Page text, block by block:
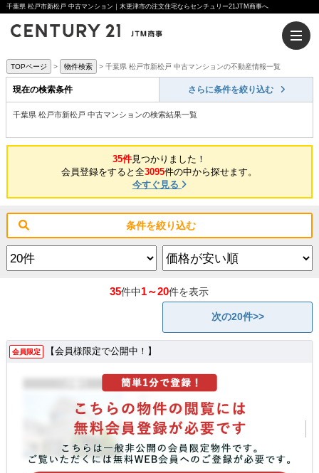
千葉県 松戸市新松戸 中古マンション｜木更津市の注文住宅ならセンチュリー21JTM商事へ
TOPページ 物件検索 千葉県 松戸市新松戸 中古マンションの不動産情報一覧
現在の検索条件 さらに条件を絞り込む
千葉県 松戸市新松戸 中古マンションの検索結果一覧
35件見つかりました！
会員登録をすると全3095件の中から探せます。
今すぐ見る
条件を絞り込む
35件中1～20件を表示
次の20件>>
会員限定 【会員様限定で公開中！】